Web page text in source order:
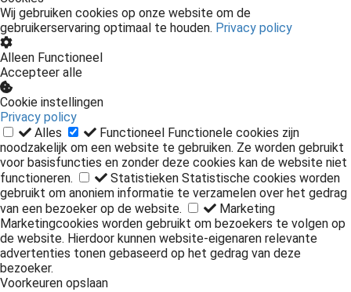
Wij gebruiken cookies op onze website om de
gebruikerservaring optimaal te houden. Privacy policy
Alleen Functioneel
Accepteer alle
Cookie instellingen
Privacy policy
Alles
Functioneel Functionele cookies zijn
noodzakelijk om een website te gebruiken. Ze worden gebruikt
voor basisfuncties en zonder deze cookies kan de website niet
functioneren.
Statistieken Statistische cookies worden
gebruikt om anoniem informatie te verzamelen over het gedrag
van een bezoeker op de website.
Marketing
Marketingcookies worden gebruikt om bezoekers te volgen op
de website. Hierdoor kunnen website-eigenaren relevante
advertenties tonen gebaseerd op het gedrag van deze
bezoeker.
Voorkeuren opslaan